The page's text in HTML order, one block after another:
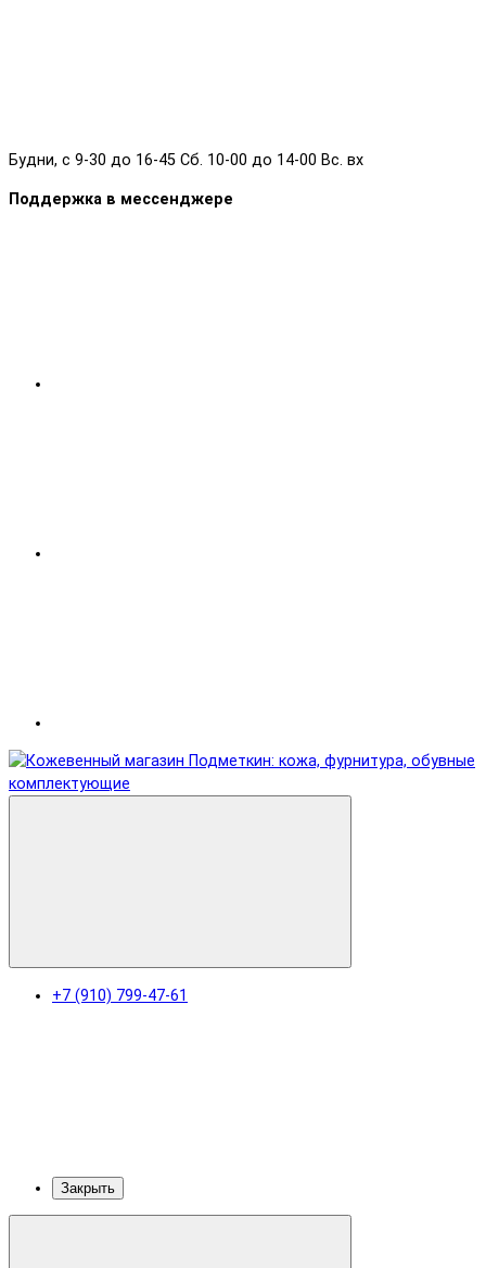
Будни, с 9-30 до 16-45 Сб. 10-00 до 14-00 Вс. вх
Поддержка в мессенджере
+7 (910) 799-47-61
Закрыть